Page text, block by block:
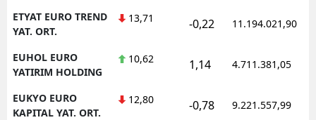
ETYAT EURO TREND
YAT. ORT.
13,71 -0,22 11.194.021,90
EUHOL EURO
YATIRIM HOLDING
10,62 1,14 4.711.381,05
EUKYO EURO
KAPITAL YAT. ORT.
12,80 -0,78 9.221.557,99